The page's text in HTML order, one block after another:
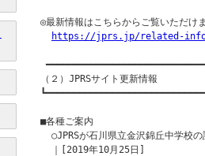
◎最新情報はこちらからご覧いただけま
https://jprs.jp/related-
（２）JPRSサイト更新情報
■各種ご案内
○JPRSが石川県立金沢錦丘中学校の
  ｜[2019年10月25日]